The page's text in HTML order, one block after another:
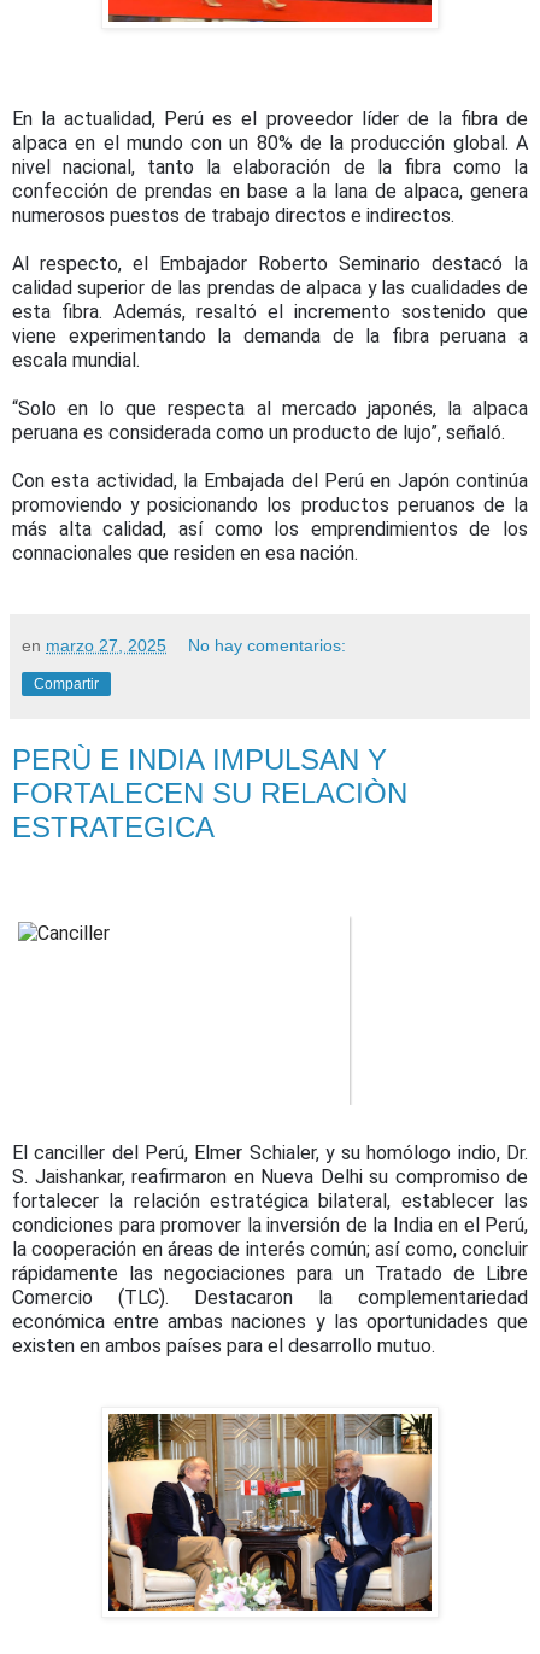
En la actualidad, Perú es el proveedor líder de la fibra de
alpaca en el mundo con un 80% de la producción global. A
nivel nacional, tanto la elaboración de la fibra como la
confección de prendas en base a la lana de alpaca, genera
numerosos puestos de trabajo directos e indirectos.
Al respecto, el Embajador Roberto Seminario destacó la
calidad superior de las prendas de alpaca y las cualidades de
esta fibra. Además, resaltó el incremento sostenido que
viene experimentando la demanda de la fibra peruana a
escala mundial.
“Solo en lo que respecta al mercado japonés, la alpaca
peruana es considerada como un producto de lujo”, señaló.
Con esta actividad, la Embajada del Perú en Japón continúa
promoviendo y posicionando los productos peruanos de la
más alta calidad, así como los emprendimientos de los
connacionales que residen en esa nación.
en marzo 27, 2025 No hay comentarios:
Compartir
PERÙ E INDIA IMPULSAN Y
FORTALECEN SU RELACIÒN
ESTRATEGICA
El canciller del Perú, Elmer Schialer, y su homólogo indio, Dr.
S. Jaishankar, reafirmaron en Nueva Delhi su compromiso de
fortalecer la relación estratégica bilateral, establecer las
condiciones para promover la inversión de la India en el Perú,
la cooperación en áreas de interés común; así como, concluir
rápidamente las negociaciones para un Tratado de Libre
Comercio (TLC). Destacaron la complementariedad
económica entre ambas naciones y las oportunidades que
existen en ambos países para el desarrollo mutuo.